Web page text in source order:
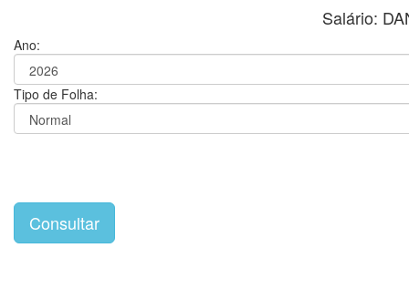
Salário:
Ano:
Tipo de Folha: